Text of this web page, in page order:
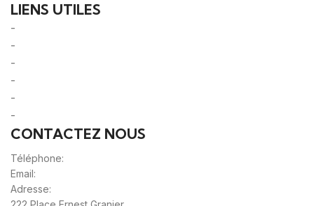
LIENS UTILES
-
-
-
-
-
-
CONTACTEZ NOUS
Téléphone:
Email:
Adresse: